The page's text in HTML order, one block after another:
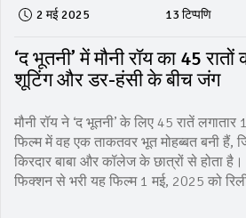
2 मई 2025 13 टिप्पणि
‘द भूतनी’ में मौनी रॉय का 45
शूटिंग और डर-हंसी के बीच जंग
मौनी रॉय ने ‘द भूतनी’ के लिए 45 रातें
फिल्म में वह एक ताकतवर भूत मोहब्बत बनी हैं,
किरदार बाबा और कॉलेज के छात्रों से होता
फिक्शन से भरी यह फिल्म 1 मई, 2025 को